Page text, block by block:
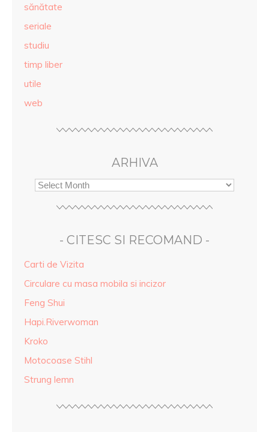
sănătate
seriale
studiu
timp liber
utile
web
ARHIVA
- CITESC SI RECOMAND -
Carti de Vizita
Circulare cu masa mobila si incizor
Feng Shui
Hapi.Riverwoman
Kroko
Motocoase Stihl
Strung lemn